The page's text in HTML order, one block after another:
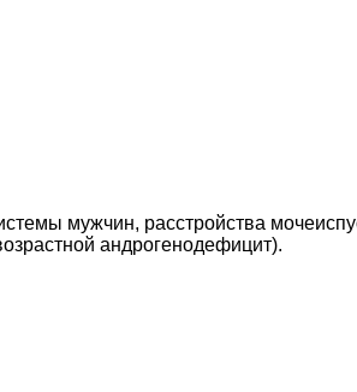
мужчин, расстройства
андрогенодефицит).